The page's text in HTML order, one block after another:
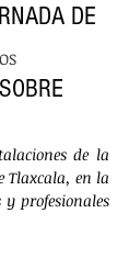
DE
de la
Tlaxcala, en la
profesionales